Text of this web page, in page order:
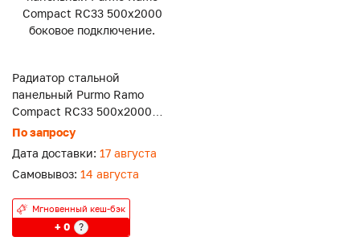
Радиатор стальной
панельный Purmo Ramo
Compact RC33 500x2000
боковое подключение.
По запросу
Дата доставки: 17 августа
Самовывоз: 14 августа
Мгновенный кеш-бэк
+ 0 ?